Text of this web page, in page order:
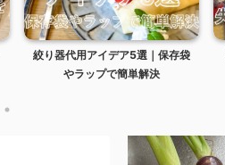
黒い服をオキシ漬けしても大丈
夫？失敗しないコツを解説